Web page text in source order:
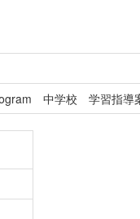
中学校 学習指